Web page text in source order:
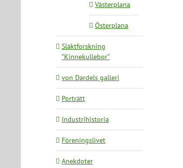
Västerplana
Österplana
Släktforskning
”Kinnekullebor”
von Dardels galleri
Porträtt
Industrihistoria
Föreningslivet
Anekdoter